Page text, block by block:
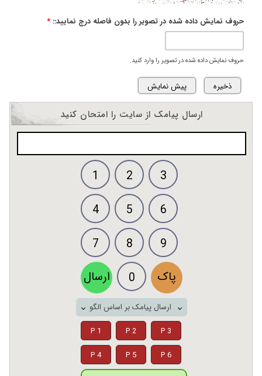
حروف نمایش داده شده در تصویر را بدون فاصله درج نمایید:: *
حروف نمایش داده شده در تصویر را وارد کنید.
ارسال پیامک از سایت را امتحان کنید
1 2
3
4
5
6
7
8
9
ارسال
0 پاک
ارسال پیامک بر اساس الگو
P 1
P 2
P 3
P 4
P 5 P 6